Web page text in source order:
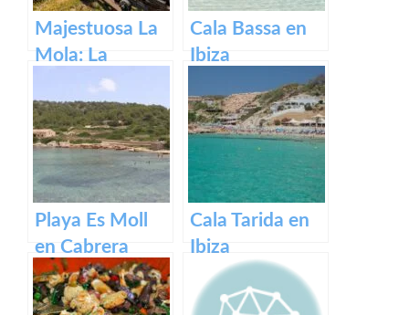
Majestuosa La
Mola: La
Fortaleza de
Menorca
Cala Bassa en
Ibiza
Playa Es Moll
en Cabrera
Cala Tarida en
Ibiza